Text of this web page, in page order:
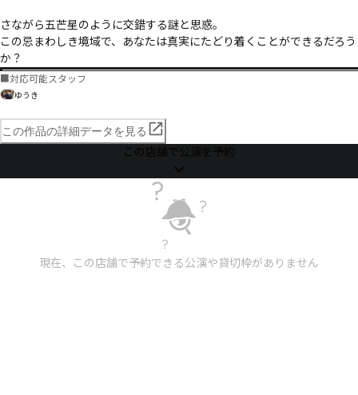
さながら五芒星のように交錯する謎と思惑。
この忌まわしき境域で、あなたは真実にたどり着くことができるだろう
か？
■対応可能スタッフ
ゆうき
この作品の詳細データを見る
この店舗で公演を予約
現在、この店舗で予約できる公演や貸切枠がありません